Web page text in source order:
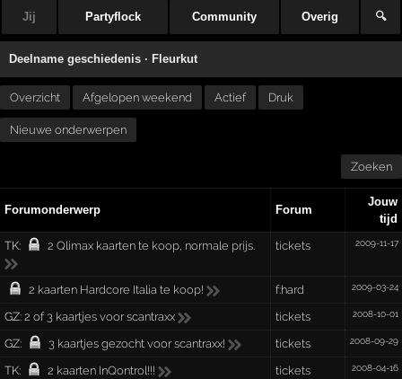
Jij Partyflock Community Overig 🔍
Deelname geschiedenis · Fleurkut
Overzicht Afgelopen weekend Actief Druk
Nieuwe onderwerpen
Zoeken
Forumonderwerp Forum
Jouw
tijd
TK:
2 Qlimax kaarten te koop, normale prijs. tickets 2009-11-17
2 kaarten Hardcore Italia te koop! f:hard 2009-03-24
GZ:2 of 3 kaartjes voor scantraxx tickets 2008-10-01
GZ: 3 kaartjes gezocht voor scantraxx! tickets 2008-09-29
TK: 2 kaarten InQontrol!!! tickets 2008-04-16